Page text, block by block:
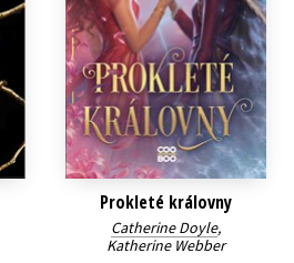
Prokleté královny
Catherine Doyle,
Katherine Webber